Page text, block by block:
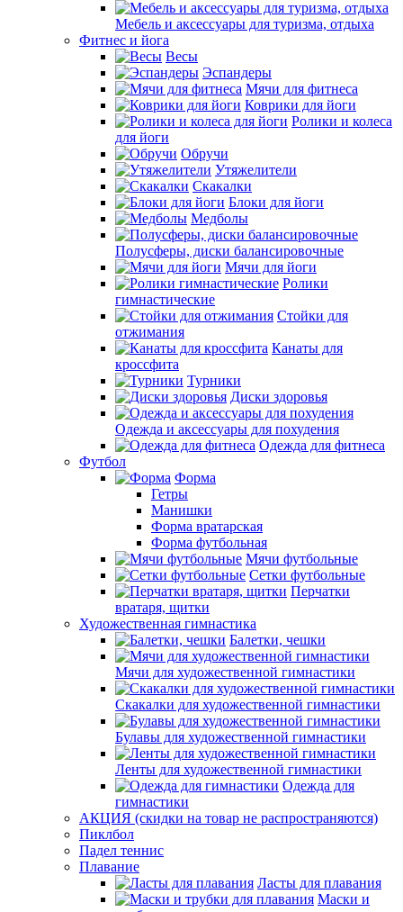
Мебель и аксессуары для туризма, отдыха
Фитнес и йога
Весы
Эспандеры
Мячи для фитнеса
Коврики для йоги
Ролики и колеса
для йоги
Обручи
Утяжелители
Скакалки
Блоки для йоги
Медболы
Полусферы, диски балансировочные
Мячи для йоги
Ролики
гимнастические
Стойки для
отжимания
Канаты для
кроссфита
Турники
Диски здоровья
Одежда и аксессуары для похудения
Одежда для фитнеса
Футбол
Форма
Гетры
Манишки
Форма вратарская
Форма футбольная
Мячи футбольные
Сетки футбольные
Перчатки
вратаря, щитки
Художественная гимнастика
Балетки, чешки
Мячи для художественной гимнастики
Скакалки для художественной гимнастики
Булавы для художественной гимнастики
Ленты для художественной гимнастики
Одежда для
гимнастики
АКЦИЯ (скидки на товар не распространяются)
Пиклбол
Падел теннис
Плавание
Ласты для плавания
Маски и